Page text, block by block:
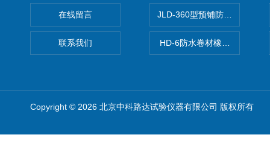
在线留言
联系我们
JLD-360型预铺防水卷材抗冲
HD-6防水卷材橡胶测厚仪
Copyright © 2026 北京中科路达试验仪器有限公司 版权所有